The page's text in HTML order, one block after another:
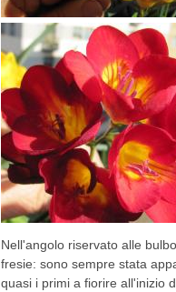
Nell'angolo riservato alle
fresie: sono sempre stata
quasi i primi a fiorire all'inizio